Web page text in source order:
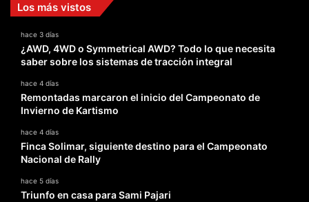
Los más vistos
hace 3 días
¿AWD, 4WD o Symmetrical AWD? Todo lo que necesita
saber sobre los sistemas de tracción integral
hace 4 días
Remontadas marcaron el inicio del Campeonato de
Invierno de Kartismo
hace 4 días
Finca Solimar, siguiente destino para el Campeonato
Nacional de Rally
hace 5 días
Triunfo en casa para Sami Pajari